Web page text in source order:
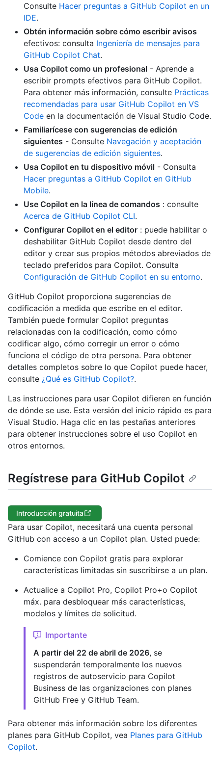
Consulte Hacer preguntas a GitHub Copilot en un
IDE.
Obtén información sobre cómo escribir avisos
efectivos: consulta Ingeniería de mensajes para
GitHub Copilot Chat.
Usa Copilot como un profesional - Aprende a
escribir prompts efectivos para GitHub Copilot.
Para obtener más información, consulte Prácticas
recomendadas para usar GitHub Copilot en VS
Code en la documentación de Visual Studio Code.
Familiarícese con sugerencias de edición
siguientes - Consulte Navegación y aceptación
de sugerencias de edición siguientes.
Usa Copilot en tu dispositivo móvil - Consulta
Hacer preguntas a GitHub Copilot en GitHub
Mobile.
Use Copilot en la línea de comandos : consulte
Acerca de GitHub Copilot CLI.
Configurar Copilot en el editor : puede habilitar o
deshabilitar GitHub Copilot desde dentro del
editor y crear sus propios métodos abreviados de
teclado preferidos para Copilot. Consulta
Configuración de GitHub Copilot en su entorno.
GitHub Copilot proporciona sugerencias de
codificación a medida que escribe en el editor.
También puede formular Copilot preguntas
relacionadas con la codificación, como cómo
codificar algo, cómo corregir un error o cómo
funciona el código de otra persona. Para obtener
detalles completos sobre lo que Copilot puede hacer,
consulte ¿Qué es GitHub Copilot?.
Las instrucciones para usar Copilot difieren en función
de dónde se use. Esta versión del inicio rápido es para
Visual Studio. Haga clic en las pestañas anteriores
para obtener instrucciones sobre el uso Copilot en
otros entornos.
Regístrese para GitHub Copilot
Introducción gratuita
Para usar Copilot, necesitará una cuenta personal
GitHub con acceso a un Copilot plan. Usted puede:
Comience con Copilot gratis para explorar
características limitadas sin suscribirse a un plan.
Actualice a Copilot Pro, Copilot Pro+o Copilot
máx. para desbloquear más características,
modelos y límites de solicitud.
Importante
A partir del 22 de abril de 2026, se
suspenderán temporalmente los nuevos
registros de autoservicio para Copilot
Business de las organizaciones con planes
GitHub Free y GitHub Team.
Para obtener más información sobre los diferentes
planes para GitHub Copilot, vea Planes para GitHub
Copilot.